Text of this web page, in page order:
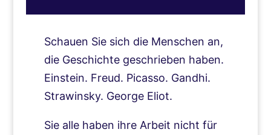
Schauen Sie sich die Menschen an,
die Geschichte geschrieben haben.
Einstein. Freud. Picasso. Gandhi.
Strawinsky. George Eliot.
Sie alle haben ihre Arbeit nicht für